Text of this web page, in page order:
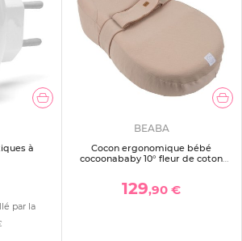
à
par la
BEABA
Cocon ergonomique bébé
cocoonababy 10° fleur de coton
129,90 €